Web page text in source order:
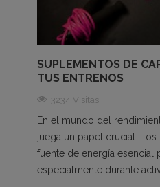
SUPLEMENTOS DE
TUS ENTRENOS
3234 Visitas
En el mundo del
juega un papel crucial.
fuente de energía esencial
especialmente durante